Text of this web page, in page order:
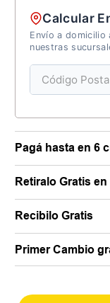
Calcular
Envío a
nuestras
Pagá hasta en 6
Retiralo Gratis
Recibilo Gratis
Primer Cambio